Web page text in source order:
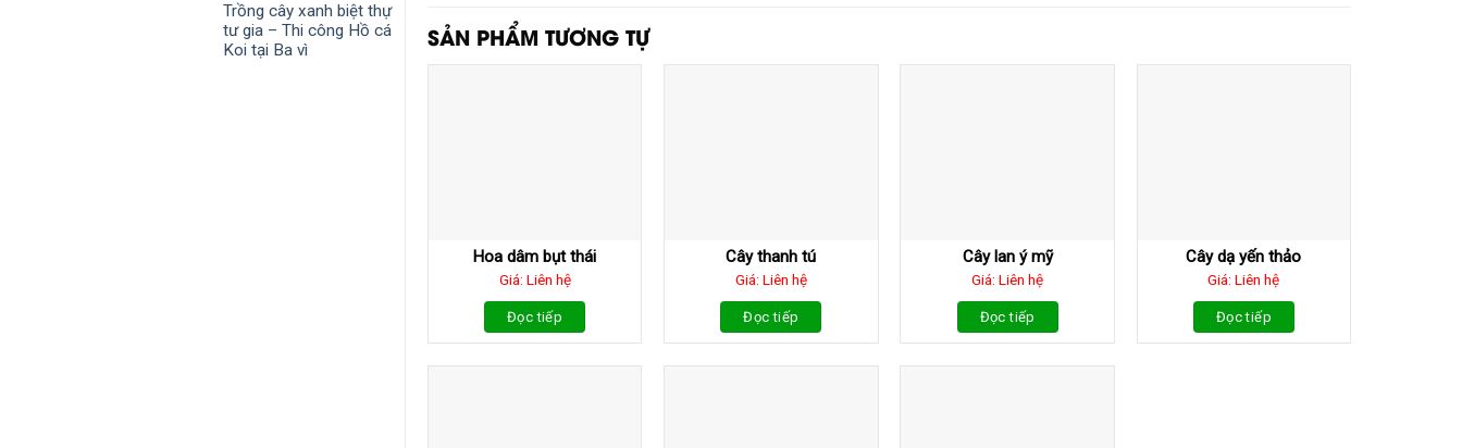
Trồng cây xanh biệt thự
tư gia – Thi công Hồ cá
Koi tại Ba vì
SẢN PHẨM TƯƠNG TỰ
Hoa dâm bụt thái
Giá: Liên hệ
Đọc tiếp
Cây thanh tú
Giá: Liên hệ
Đọc tiếp
Cây lan ý mỹ
Giá: Liên hệ
Đọc tiếp
Cây dạ yến thảo
Giá: Liên hệ
Đọc tiếp